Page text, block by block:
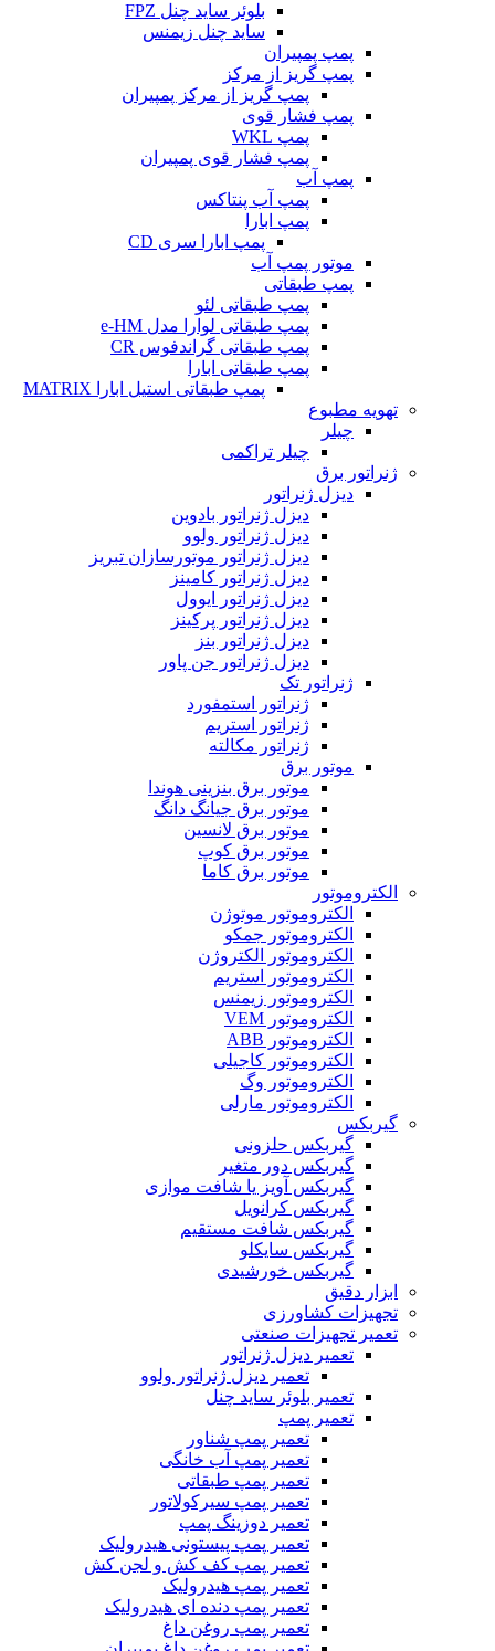
بلوئر ساید چنل FPZ
ساید چنل زیمنس
پمپ پمپیران
پمپ گریز از مرکز
پمپ گریز از مرکز پمپیران
پمپ فشار قوی
پمپ WKL
پمپ فشار قوی پمپیران
پمپ آب
پمپ آب پنتاکس
پمپ ابارا
پمپ ابارا سری CD
موتور پمپ آب
پمپ طبقاتی
پمپ طبقاتی لئو
پمپ طبقاتی لوارا مدل e-HM
پمپ طبقاتی گراندفوس CR
پمپ طبقاتی ابارا
پمپ طبقاتی استیل ابارا MATRIX
تهویه مطبوع
چیلر
چیلر تراکمی
ژنراتور برق
دیزل ژنراتور
دیزل ژنراتور بادوین
دیزل ژنراتور ولوو
دیزل ژنراتور موتورسازان تبریز
دیزل ژنراتور کامینز
دیزل ژنراتور ایوول
دیزل ژنراتور پرکینز
دیزل ژنراتور بنز
دیزل ژنراتور جن پاور
ژنراتور تک
ژنراتور استمفورد
ژنراتور استریم
ژنراتور مکالته
موتور برق
موتور برق بنزینی هوندا
موتور برق جیانگ دانگ
موتور برق لانسین
موتور برق کوپ
موتور برق کاما
الکتروموتور
الکتروموتور موتوژن
الکتروموتور جمکو
الکتروموتور الکتروژن
الکتروموتور استریم
الکتروموتور زیمنس
الکتروموتور VEM
الکتروموتور ABB
الکتروموتور کاجیلی
الکتروموتور وگ
الکتروموتور مارلی
گیربکس
گیربکس حلزونی
گیربکس دور متغیر
گیربکس آویز یا شافت موازی
گیربکس کرانویل
گیربکس شافت مستقیم
گیربکس سایکلو
گیربکس خورشیدی
ابزار دقیق
تجهیزات کشاورزی
تعمیر تجهیزات صنعتی
تعمیر دیزل ژنراتور
تعمیر دیزل ژنراتور ولوو
تعمیر بلوئر ساید چنل
تعمیر پمپ
تعمیر پمپ شناور
تعمیر پمپ آب خانگی
تعمیر پمپ طبقاتی
تعمیر پمپ سیرکولاتور
تعمیر دوزینگ پمپ
تعمیر پمپ پیستونی هیدرولیک
تعمیر پمپ کف کش و لجن کش
تعمیر پمپ هیدرولیک
تعمیر پمپ دنده ای هیدرولیک
تعمیر پمپ روغن داغ